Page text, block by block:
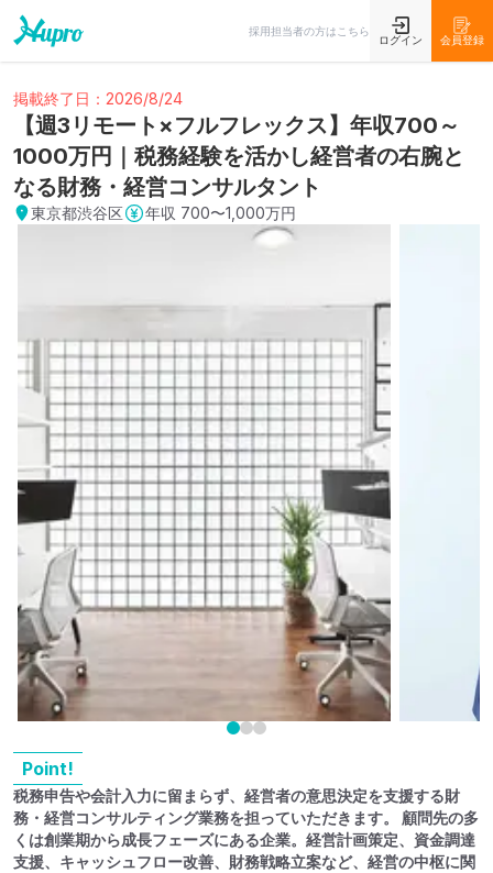
採用担当者の方はこちら
ログイン 会員登録
掲載終了日：2026/8/24
【週3リモート×フルフレックス】年収700～
1000万円｜税務経験を活かし経営者の右腕と
なる財務・経営コンサルタント
東京都渋谷区 年収 700〜1,000万円
Point!
税務申告や会計入力に留まらず、経営者の意思決定を支援する財
務・経営コンサルティング業務を担っていただきます。 顧問先の多
くは創業期から成長フェーズにある企業。経営計画策定、資金調達
支援、キャッシュフロー改善、財務戦略立案など、経営の中枢に関